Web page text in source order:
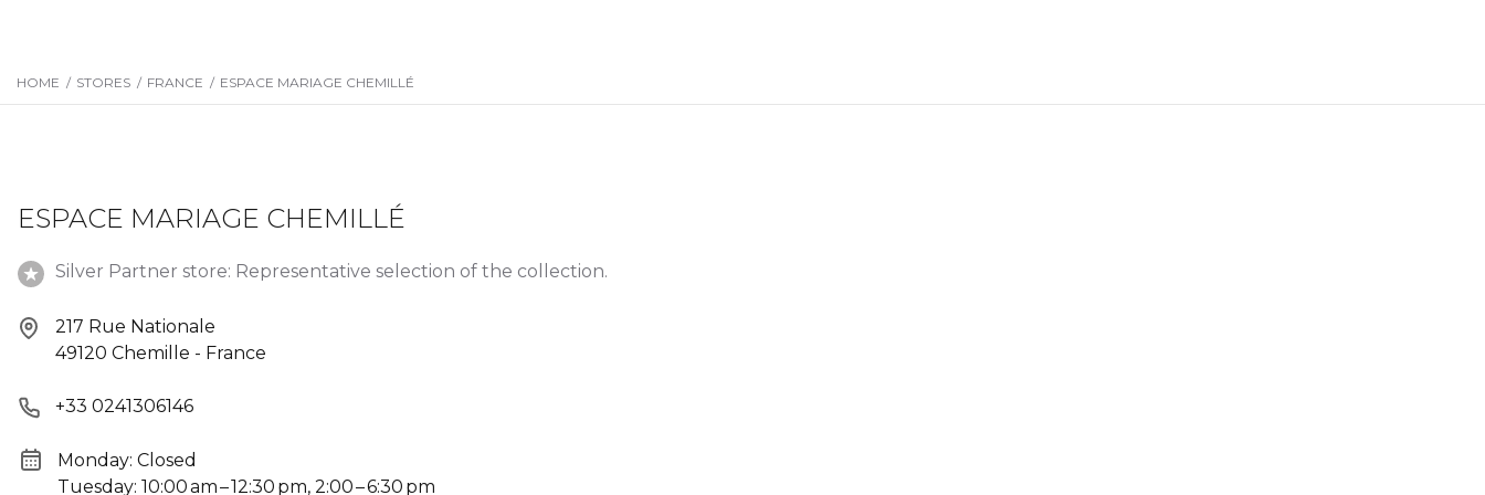
HOME / STORES / FRANCE / ESPACE MARIAGE CHEMILLÉ
ESPACE MARIAGE CHEMILLÉ
Silver Partner store: Representative selection of the collection.
217 Rue Nationale
49120 Chemille - France
+33 0241306146
Monday: Closed
Tuesday: 10:00 am – 12:30 pm, 2:00 – 6:30 pm